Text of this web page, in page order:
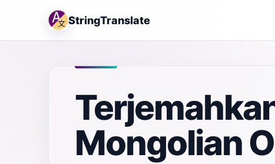
StringTranslate
Mongolian